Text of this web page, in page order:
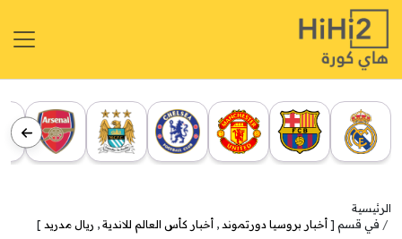
الرئيسية
في قسم [ أخبار بروسيا دورتموند , أخبار كأس العالم للاندية , ريال مدريد ]